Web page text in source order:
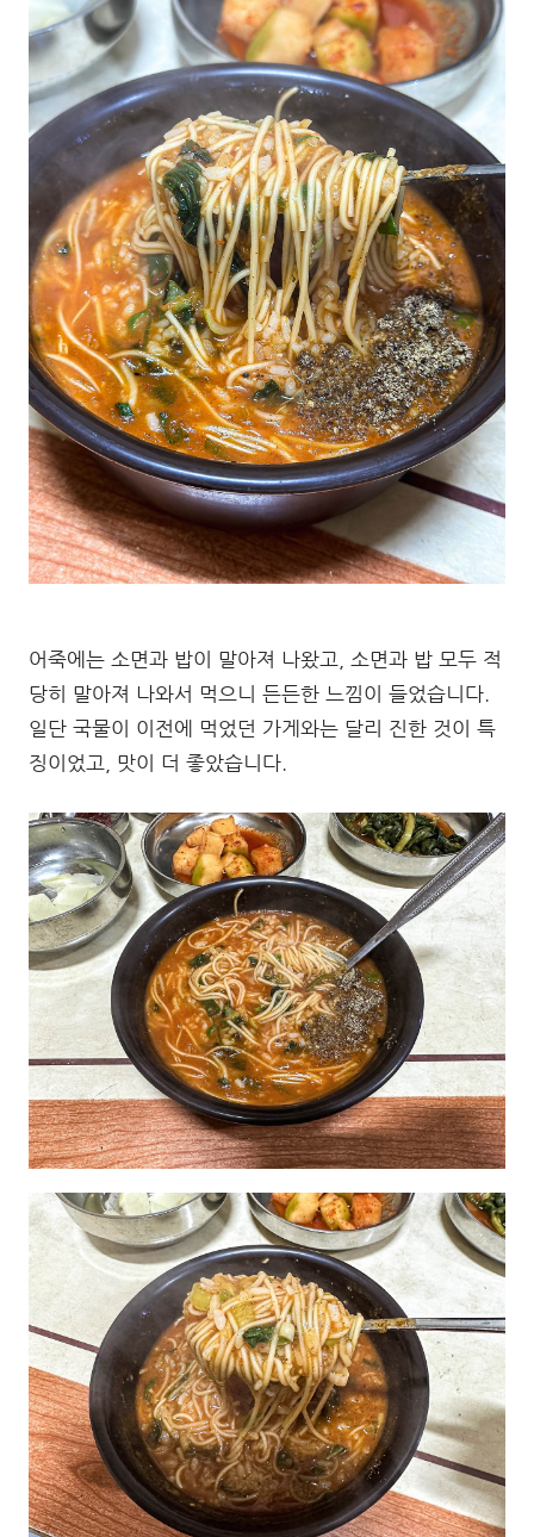
어죽에는 소면과 밥이 말아져 나왔고, 소면과 밥 모두 적
당히 말아져 나와서 먹으니 든든한 느낌이 들었습니다.
일단 국물이 이전에 먹었던 가게와는 달리 진한 것이 특
징이었고, 맛이 더 좋았습니다.